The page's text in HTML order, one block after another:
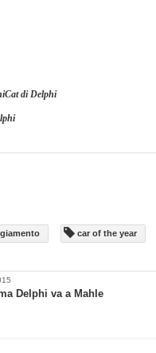
di Delphi
car of the year
Delphi va a Mahle